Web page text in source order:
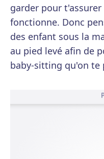
garder pour
fonctionne. Donc
des enfant sous la
au pied levé afin de
baby-sitting qu'on te